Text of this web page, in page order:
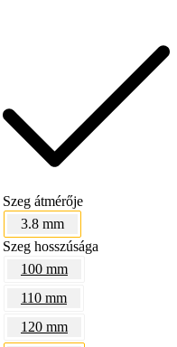
Szeg átmérője
3.8 mm
Szeg hosszúsága
100 mm
110 mm
120 mm